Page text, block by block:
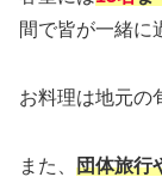
間で皆が一緒に
お料理は地元の
また、 団体旅行